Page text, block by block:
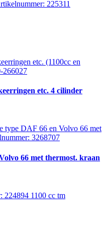
etc. 4 cilinder
66 met thermost. kraan